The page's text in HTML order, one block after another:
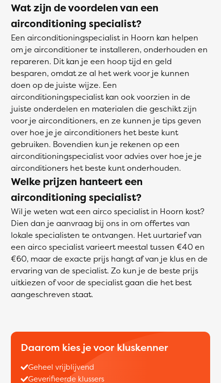
Wat zijn de voordelen van een
airconditioning specialist?
Een airconditioningspecialist in Hoorn kan helpen
om je airconditioner te installeren, onderhouden en
repareren. Dit kan je een hoop tijd en geld
besparen, omdat ze al het werk voor je kunnen
doen op de juiste wijze. Een
airconditioningspecialist kan ook voorzien in de
juiste onderdelen en materialen die geschikt zijn
voor je airconditioners, en ze kunnen je tips geven
over hoe je je airconditioners het beste kunt
gebruiken. Bovendien kun je rekenen op een
airconditioningspecialist voor advies over hoe je je
airconditioners het beste kunt onderhouden.
Welke prijzen hanteert een
airconditioning specialist?
Wil je weten wat een airco specialist in Hoorn kost?
Dien dan je aanvraag bij ons in om offertes van
lokale specialisten te ontvangen. Het uurtarief van
een airco specialist varieert meestal tussen €40 en
€60, maar de exacte prijs hangt af van je klus en de
ervaring van de specialist. Zo kun je de beste prijs
uitkiezen of voor de specialist gaan die het best
aangeschreven staat.
Daarom kies je voor kluskenner
Geheel vrijblijvend
Geverifieerde klussers